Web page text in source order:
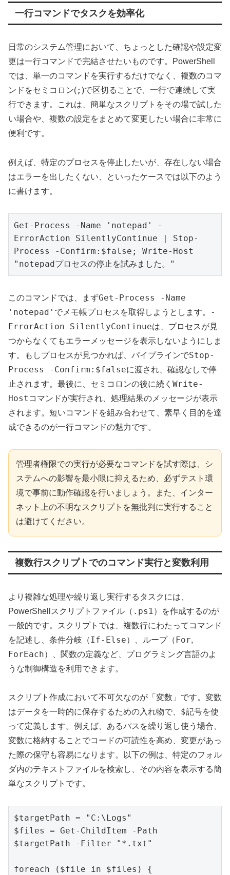
一行コマンドでタスクを効率化
日常のシステム管理において、ちょっとした確認や設定変
更は一行コマンドで完結させたいものです。PowerShell
では、単一のコマンドを実行するだけでなく、複数のコマ
ンドをセミコロン(; )で区切ることで、一行で連続して実
行できます。これは、簡単なスクリプトをその場で試した
い場合や、複数の設定をまとめて変更したい場合に非常に
便利です。
例えば、特定のプロセスを停止したいが、存在しない場合
はエラーを出したくない、といったケースでは以下のよう
に書けます。
Get-Process -Name 'notepad' -
ErrorAction SilentlyContinue | Stop-
Process -Confirm:$false; Write-Host
"notepadプロセスの停止を試みました。"
このコマンドでは、まずGet-Process -Name
'notepad' でメモ帳プロセスを取得しようとします。
-
ErrorAction SilentlyContinueは、プロセスが見
つからなくてもエラーメッセージを表示しないようにしま
す。もしプロセスが見つかれば、パイプラインでStop-
Process -Confirm:$falseに渡され、確認なしで停
止されます。最後に、セミコロンの後に続く Write-
Host コマンドが実行され、処理結果のメッセージが表示
されます。短いコマンドを組み合わせて、素早く目的を達
成できるのが一行コマンドの魅力です。
管理者権限での実行が必要なコマンドを試す際は、シ
ステムへの影響を最小限に抑えるため、必ずテスト環
境で事前に動作確認を行いましょう。また、インター
ネット上の不明なスクリプトを無批判に実行すること
は避けてください。
複数行スクリプトでのコマンド実行と変数利用
より複雑な処理や繰り返し実行するタスクには、
PowerShellスクリプトファイル（ .ps1 ）を作成するのが
一般的です。スクリプトでは、複数行にわたってコマンド
を記述し、条件分岐（If-Else）、ループ（For,
ForEach）、関数の定義など、プログラミング言語のよ
うな制御構造を利用できます。
スクリプト作成において不可欠なのが「変数」です。変数
はデータを一時的に保存するための入れ物で、 $記号を使
って定義します。例えば、あるパスを繰り返し使う場合、
変数に格納することでコードの可読性を高め、変更があっ
た際の保守も容易になります。以下の例は、特定のフォル
ダ内のテキストファイルを検索し、その内容を表示する簡
単なスクリプトです。
$targetPath = "C:\Logs"
$files = Get-ChildItem -Path
$targetPath -Filter "*.txt"
foreach ($file in $files) {